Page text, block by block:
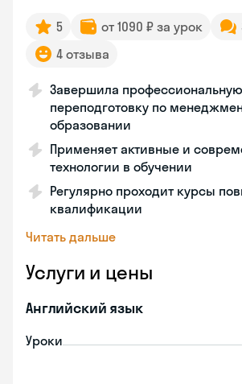
5 от 1090 ₽ за урок
4 отзыва
Завершила профессиональную
переподготовку по
образовании
Применяет активные и
технологии в обучении
Регулярно проходит курсы
квалификации
Читать дальше
Услуги и цены
Английский язык
Уроки